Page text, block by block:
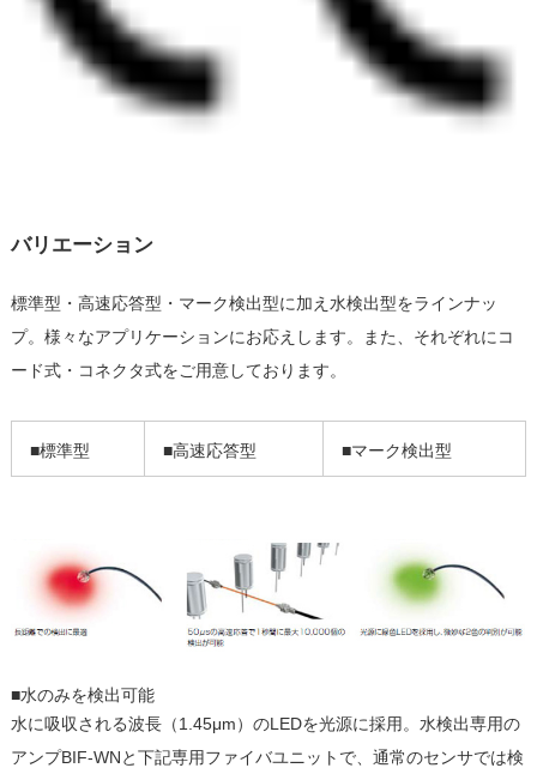
バリエーション
標準型・高速応答型・マーク検出型に加え水検出型をラインナッ
プ。様々なアプリケーションにお応えします。また、それぞれにコ
ード式・コネクタ式をご用意しております。
■標準型 ■高速応答型 ■マーク検出型
■水のみを検出可能
水に吸収される波長（1.45μm）のLEDを光源に採用。水検出専用の
アンプBIF-WNと下記専用ファイバユニットで、通常のセンサでは検